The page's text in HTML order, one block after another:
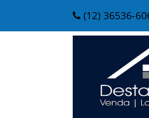
(12) 36536-